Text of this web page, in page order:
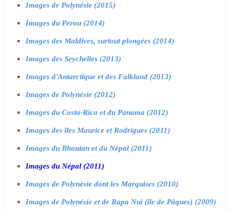
Images de Polynésie (2015)
Images du Pérou (2014)
Images des Maldives, surtout plongées (2014)
Images des Seychelles (2013)
Images d'Antarctique et des Falkland (2013)
Images de Polynésie (2012)
Images du Costa-Rica et du Panama (2012)
Images des îles Maurice et Rodrigues (2011)
Images du Bhoutan et du Népal (2011)
Images du Népal (2011)
Images de Polynésie dont les Marquises (2010)
Images de Polynésie et de Rapa Nui (île de Pâques) (2009)